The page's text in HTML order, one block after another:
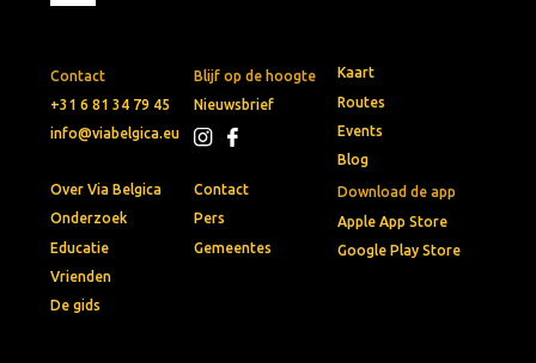
Contact
+31 6 81 34 79 45
info@viabelgica.eu
Blijf op de hoogte
Nieuwsbrief
Download de app
Apple App Store
Google Play Store
Kaart
Routes
Events
Blog
Over Via Belgica
Onderzoek
Educatie
Vrienden
De gids
Contact
Pers
Gemeentes